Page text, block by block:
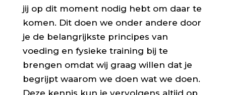
jij op dit moment nodig hebt om daar te
komen. Dit doen we onder andere door
je de belangrijkste principes van
voeding en fysieke training bij te
brengen omdat wij graag willen dat je
begrijpt waarom we doen wat we doen.
Deze kennis kun je vervolgens altijd op